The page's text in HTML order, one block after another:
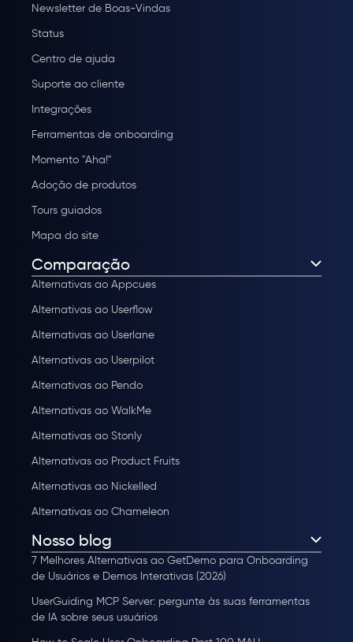
Newsletter de Boas-Vindas
Status
Centro de ajuda
Suporte ao cliente
Integrações
Ferramentas de onboarding
Momento "Aha!"
Adoção de produtos
Tours guiados
Mapa do site
Comparação
Alternativas ao Appcues
Alternativas ao Userflow
Alternativas ao Userlane
Alternativas ao Userpilot
Alternativas ao Pendo
Alternativas ao WalkMe
Alternativas ao Stonly
Alternativas ao Product Fruits
Alternativas ao Nickelled
Alternativas ao Chameleon
Nosso blog
7 Melhores Alternativas ao GetDemo para Onboarding
de Usuários e Demos Interativas (2026)
UserGuiding MCP Server: pergunte às suas ferramentas
de IA sobre seus usuários